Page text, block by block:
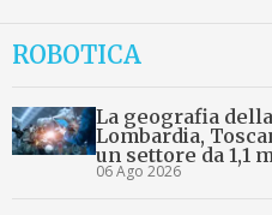
ROBOTICA
La geografia
Lombardia,
un settore da 1,1
06 Ago 2026